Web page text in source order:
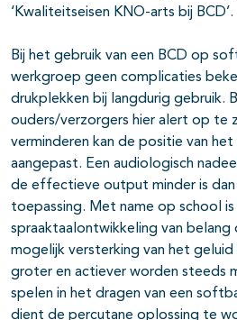
‘Kwaliteitseisen KNO-arts bij BCD’.
Bij het gebruik van een BCD op
werkgroep geen complicaties
drukplekken bij langdurig gebruik.
ouders/verzorgers hier alert op te
verminderen kan de positie van
aangepast. Een audiologisch
de effectieve output minder is dan
toepassing. Met name op school
spraaktaalontwikkeling van belang
mogelijk versterking van het
groter en actiever worden steeds
spelen in het dragen van een
dient de percutane oplossing te